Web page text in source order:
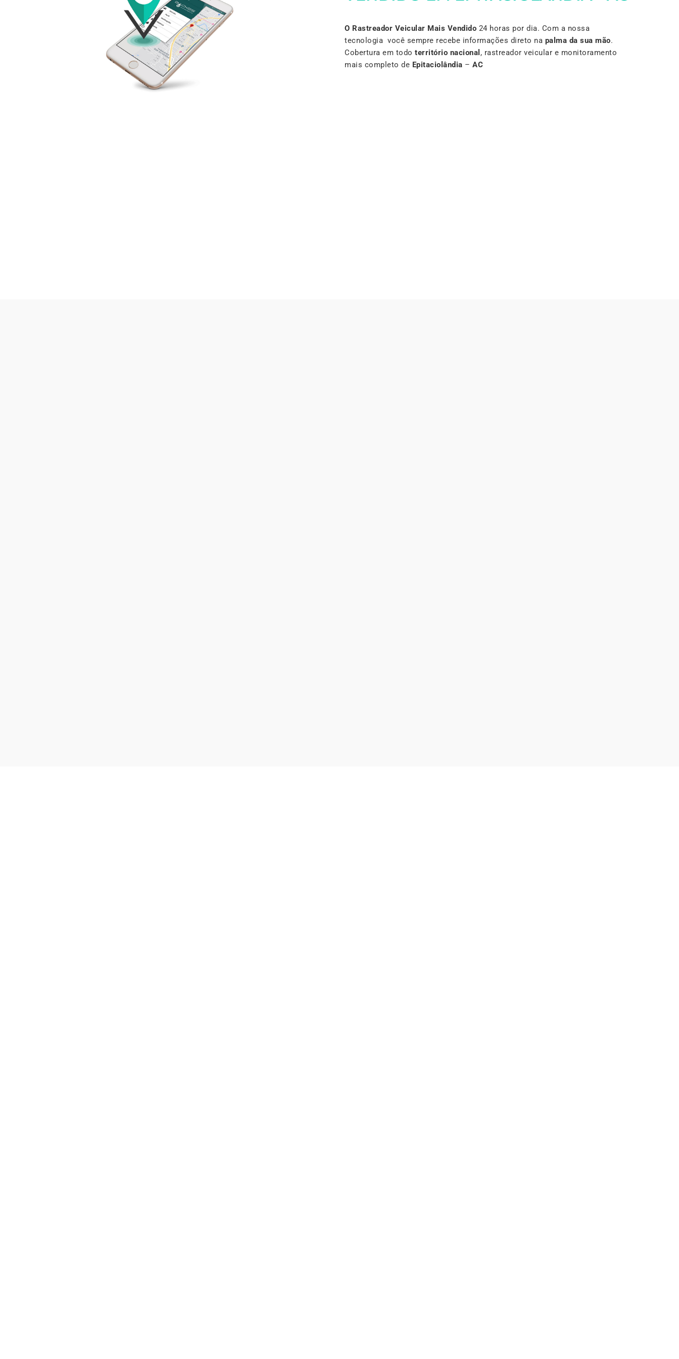
O Rastreador Veicular Mais Vendido 24 horas por dia. Com a nossa
tecnologia você sempre recebe informações direto na palma da sua mão.
Cobertura em todo território nacional , rastreador veicular e monitoramento
mais completo de Epitaciolândia – AC